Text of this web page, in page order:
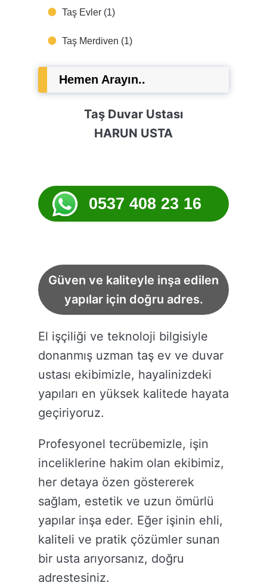
Taş Evler (1)
Taş Merdiven (1)
Hemen Arayın..
Taş Duvar Ustası
HARUN USTA
0537 408 23 16
Güven ve kaliteyle inşa edilen
yapılar için doğru adres.
El işçiliği ve teknoloji bilgisiyle
donanmış uzman taş ev ve duvar
ustası ekibimizle, hayalinizdeki
yapıları en yüksek kalitede hayata
geçiriyoruz.
Profesyonel tecrübemizle, işin
inceliklerine hakim olan ekibimiz,
her detaya özen göstererek
sağlam, estetik ve uzun ömürlü
yapılar inşa eder. Eğer işinin ehli,
kaliteli ve pratik çözümler sunan
bir usta arıyorsanız, doğru
adrestesiniz.